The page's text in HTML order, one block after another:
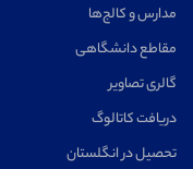
مدارس و کالج‌ها
مقاطع دانشگاهی
گالری تصاویر
دریافت کاتالوگ
تحصیل در انگلستان